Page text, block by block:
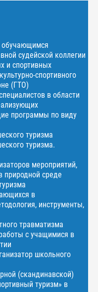
судейской коллегии
и спортивных
спортивного
(ГТО)
в области
программы по виду
туризма
туризма.
мероприятий,
природной среде
в
инструменты,
травматизма
с учащимися в
школьного
(скандинавской)
туризм» в